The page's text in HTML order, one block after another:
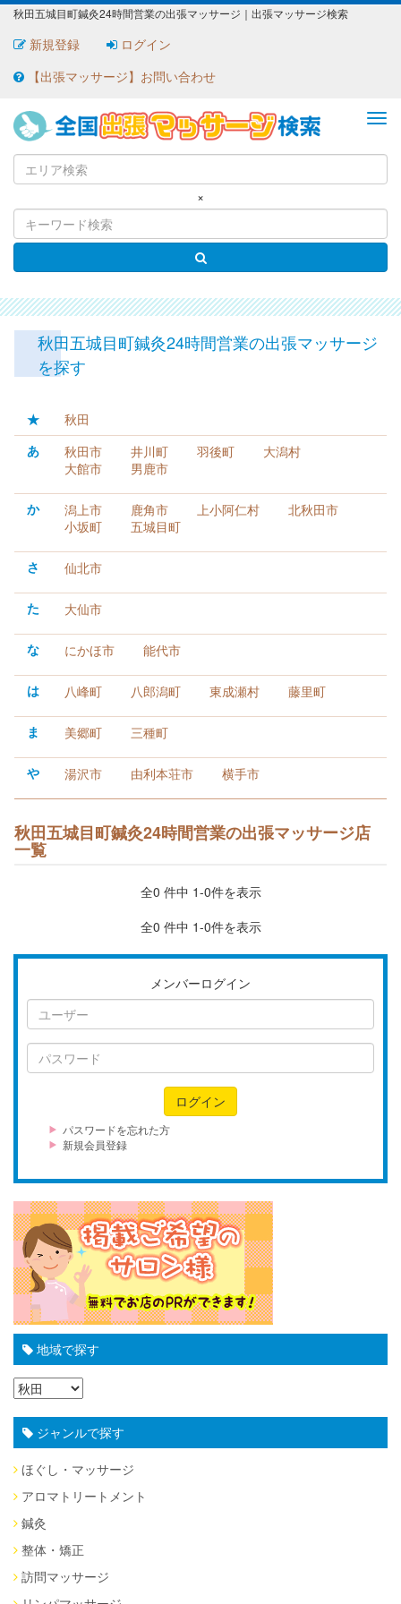
秋田五城目町鍼灸24時間営業の出張マッサージ｜出張マッサージ検索
新規登録
ログイン
【出張マッサージ】お問い合わせ
×
秋田五城目町鍼灸24時間営業の出張マッサージ
を探す
★
秋田
あ
秋田市 井川町 羽後町
大潟村
大館市
男鹿市
か 潟上市 鹿角市 上小阿仁村
北秋田市
小坂町
五城目町
さ 仙北市
た 大仙市
な にかほ市 能代市
は 八峰町 八郎潟町 東成瀬村 藤里町
ま 美郷町 三種町
や 湯沢市 由利本荘市 横手市
秋田五城目町鍼灸24時間営業の出張マッサージ店
一覧
全0 件中 1-0件を表示
全0 件中 1-0件を表示
メンバーログイン
ユ
ザ
パ
ワ
ー
ド
ログイン
パスワードを忘れた方
新規会員登録
地域で探す
ジャンルで探す
ほぐし・マッサージ
アロマトリートメント
鍼灸
整体・矯正
訪問マッサージ